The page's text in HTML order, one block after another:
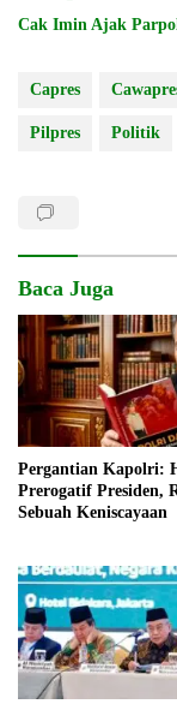
Cak Imin Ajak
Capres
Pilpres Politik
Baca Juga
Pergantian Kapolri:
Prerogatif Presiden,
Sebuah Keniscayaan